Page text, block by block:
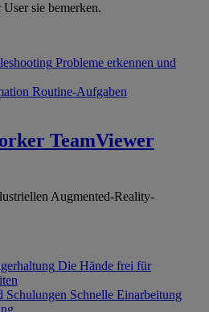
sie bemerken.
Probleme erkennen und
Routine-Aufgaben
TeamViewer
Augmented-Reality-
Die Hände frei für
Schulungen Schnelle Einarbeitung